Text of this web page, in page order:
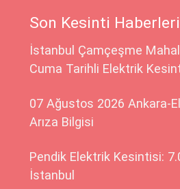
Son Kesinti Haberleri
İstanbul Çamçeşme
Cuma Tarihli Elektrik
07 Ağustos 2026 Ankara-
Arıza Bilgisi
Pendik Elektrik Kesintisi:
İstanbul